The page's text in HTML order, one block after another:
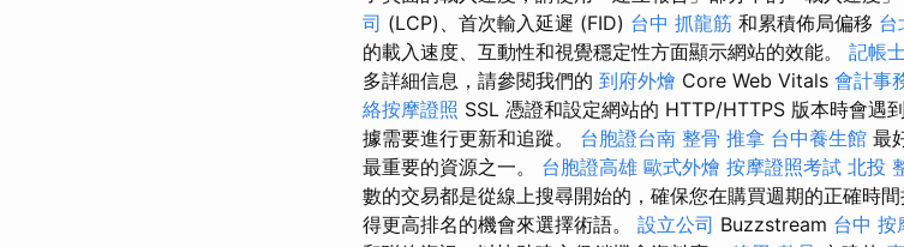
司 (LCP)、首次輸入延遲 (FID) 台中 抓龍筋 和累積佈局偏移 台
的載入速度、互動性和視覺穩定性方面顯示網站的效能。 記帳
多詳細信息，請參閱我們的 到府外燴 Core Web Vitals 會計事
絡按摩證照 SSL 憑證和設定網站的 HTTP/HTTPS 版本時會遇
據需要進行更新和追蹤。 台胞證台南 整骨 推拿 台中養生館 最
最重要的資源之一。 台胞證高雄 歐式外燴 按摩證照考試 北投
數的交易都是從線上搜尋開始的，確保您在購買週期的正確時
得更高排名的機會來選擇術語。 設立公司 Buzzstream 台中 按